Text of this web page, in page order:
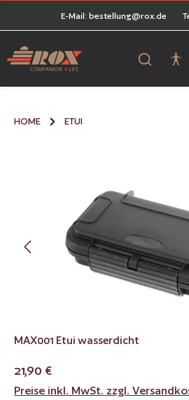
springenE-Mail: bestellung@rox.de
HOME ETUI
MAX001 Etui wasserdicht
21,90 €
Preise inkl. MwSt. zzgl.